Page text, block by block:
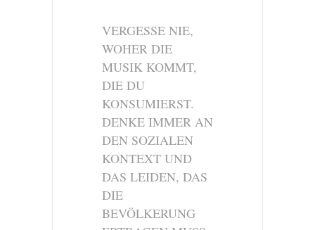
VERGESSE NIE,
WOHER DIE
MUSIK KOMMT,
DIE DU
KONSUMIERST.
DENKE IMMER AN
DEN SOZIALEN
KONTEXT UND
DAS LEIDEN, DAS
DIE
BEVÖLKERUNG